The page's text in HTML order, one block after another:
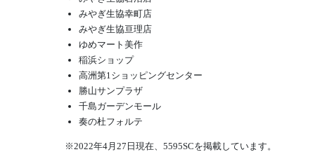
みやぎ生協幸町店
みやぎ生協亘理店
ゆめマート美作
稲浜ショップ
高洲第1ショッピングセンター
勝山サンプラザ
千島ガーデンモール
奏の杜フォルテ
※2022年4月27日現在、5595SCを掲載しています。